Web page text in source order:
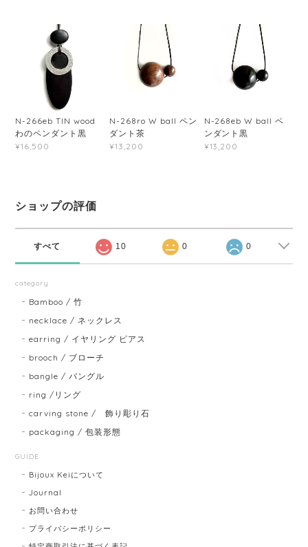
N-266eb TIN wood
わのペンダント黒
¥16,500
N-268ro W ball ペン
ダント茶
¥13,200
N-268eb W ball ペ
ンダント黒
¥13,200
ショップの評価
すべて 10 0 0
category
Bamboo / 竹
necklace / ネックレス
earring / イヤリング ピアス
brooch / ブローチ
bangle / バングル
ring /リング
carving stone / 飾り彫り石
packaging / 包装形態
GUIDE
Bijoux Keiについて
Journal
お問い合わせ
プライバシーポリシー